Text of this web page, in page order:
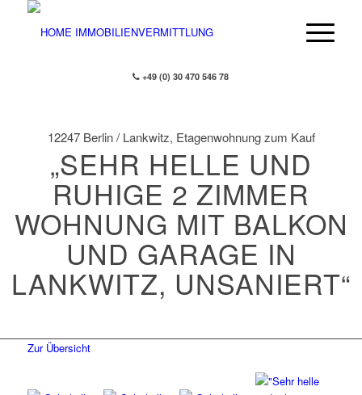
+49 (0) 30 470 546 78
12247 Berlin / Lankwitz, Etagenwohnung zum Kauf
„SEHR HELLE UND
RUHIGE 2 ZIMMER
WOHNUNG MIT BALKON
UND GARAGE IN
LANKWITZ, UNSANIERT“
Zur Übersicht